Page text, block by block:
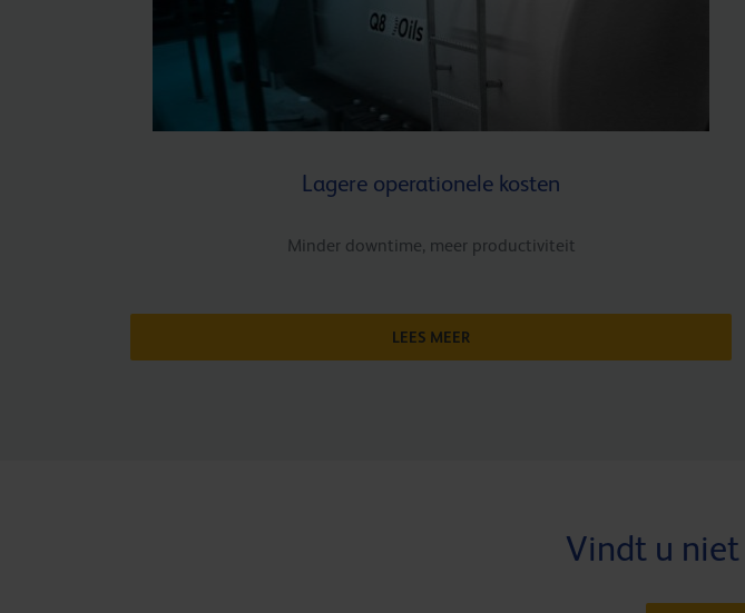
Lagere operationele kosten
Minder downtime, meer productiviteit
LEES MEER
Vindt u niet